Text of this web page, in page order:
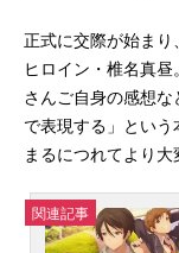
正式に交際が始まり
ヒロイン・椎名真
さんご自身の感想
で表現する」とい
まるにつれてより
関連記事